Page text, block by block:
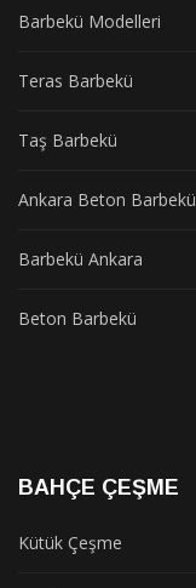
Barbekü Modelleri
Teras Barbekü
Taş Barbekü
Ankara Beton Barbekü
Barbekü Ankara
Beton Barbekü
BAHÇE ÇEŞME
Kütük Çeşme